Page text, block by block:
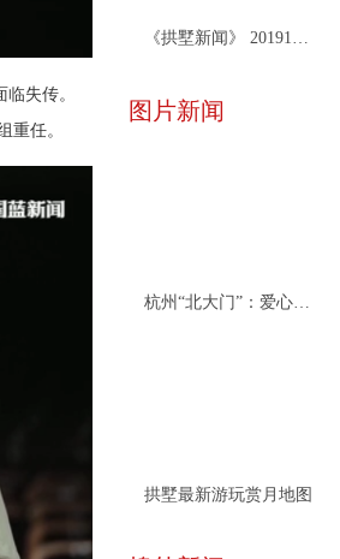
失传。
重任。
《拱墅新闻》 20191119
图片新闻
杭州“北大门”：爱心接力 携手同行
拱墅最新游玩赏月地图